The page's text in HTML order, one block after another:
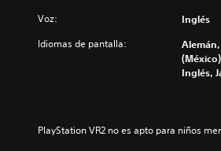
Voz: Inglés
Idiomas de pantalla:
Inglés,
PlayStation VR2 no es apto para niños